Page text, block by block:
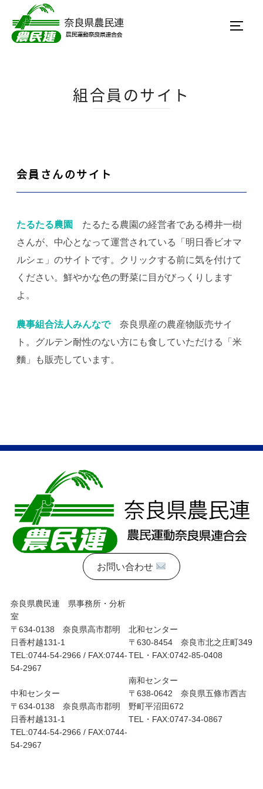
組合員のサイト
会員さんのサイト
たるたる農園
たるたる農園の経営者である樽井一樹
さんが、中心となって運営されている「明日香ビオマ
ルシェ」のサイトです。クリックする前に気を付けて
ください。鮮やかな色の野菜に目がびっくりします
よ。
農事組合法人みんなで奈良県産の農産物販売サイ
ト。グルテン耐性のない方にも食していただける「米
麵」も販売しています。
お問い合わせ
奈良県農民連 県事務所・分析
室
〒634-0138 奈良県高市郡明
日香村越131-1
TEL:0744-54-2966 / FAX:0744-
54-2967
中和センター
〒634-0138 奈良県高市郡明
日香村越131-1
TEL:0744-54-2966 / FAX:0744-
54-2967
北和センター
〒630-8454 奈良市北之庄町349
TEL・FAX:0742-85-0408
南和センター
〒638-0642 奈良県五條市西吉
野町平沼田672
TEL・FAX:0747-34-0867